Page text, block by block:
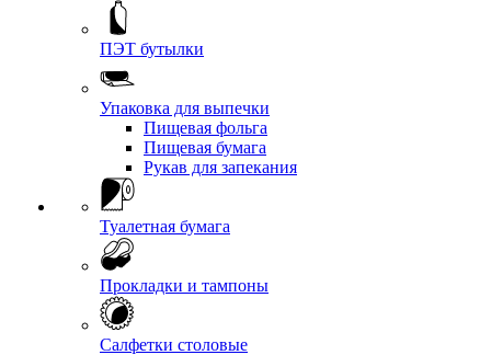
ПЭТ бутылки
Упаковка для выпечки
Пищевая фольга
Пищевая бумага
Рукав для запекания
Туалетная бумага
Прокладки и тампоны
Салфетки столовые